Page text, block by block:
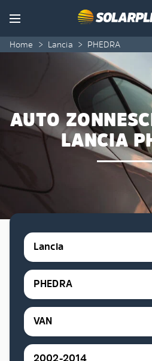
Menu
Home > Lancia > PHEDRA
AUTO
LANCIA
Lancia
PHEDRA
VAN
2002-2014